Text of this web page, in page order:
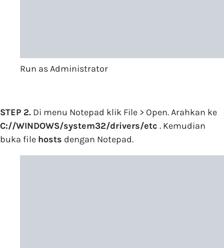
Run as Administrator
STEP 2. Di menu Notepad klik File > Open. Arahkan ke
C://WINDOWS/system32/drivers/etc . Kemudian
buka file hosts dengan Notepad.